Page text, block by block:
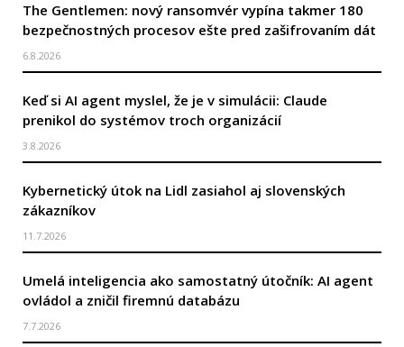
The Gentlemen: nový ransomvér vypína takmer 180
bezpečnostných procesov ešte pred zašifrovaním dát
6.8.2026
Keď si AI agent myslel, že je v simulácii: Claude
prenikol do systémov troch organizácií
3.8.2026
Kybernetický útok na Lidl zasiahol aj slovenských
zákazníkov
11.7.2026
Umelá inteligencia ako samostatný útočník: AI agent
ovládol a zničil firemnú databázu
7.7.2026